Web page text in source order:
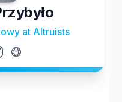
at Altruists